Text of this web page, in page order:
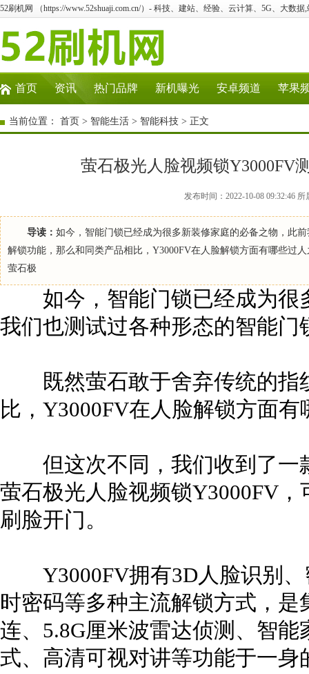
52刷机网 （https://www.52shuaji.com.cn/）- 科技、建站、经验、云计算、5G、大数据
首页 资讯 热门品牌 新机曝光 安卓频道 苹果
当前位置： 首页 > 智能生活 > 智能科技 > 正文
萤石极光人脸视频锁Y3000FV
发布时间：2022-10-08 09:32:46
导读： 如今，智能门锁已经成为很多新装修家庭的必备之物，此
解锁功能，那么和同类产品相比，Y3000FV在人脸解锁方面有哪些过
萤石极
如今，智能门锁已经成为很
我们也测试过各种形态的智能门
既然萤石敢于舍弃传统的指
比，Y3000FV在人脸解锁方面
但这次不同，我们收到了一
萤石极光人脸视频锁Y3000FV
刷脸开门。
Y3000FV拥有3D人脸识别、
时密码等多种主流解锁方式，
连、5.8G厘米波雷达侦测、智
式、高清可视对讲等功能于一身